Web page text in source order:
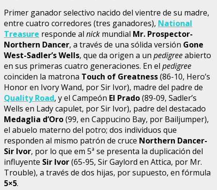
Primer ganador selectivo nacido del vientre de su madre,
entre cuatro corredores (tres ganadores), National
Treasure responde al nick mundial Mr. Prospector-
Northern Dancer, a través de una sólida versión Gone
West-Sadler’s Wells, que da origen a un pedigreeabierto
en sus primeras cuatro generaciones. En el pedigree
coinciden la matrona Touch of Greatness(86-10, Hero’s
Honor en Ivory Wand, por Sir Ivor), madre del padre de
Quality Road, y el Campeón El Prado(89-09, Sadler’s
Wells en Lady capulet, por Sir Ivor), padre del destacado
Medaglia d’Oro(99, en Cappucino Bay, por Bailjumper),
el abuelo materno del potro; dos individuos que
responden al mismo patrón de cruce Northern Dancer-
Sir Ivor, por lo que em 5ª se presenta la duplicación del
influyente Sir Ivor(65-95, Sir Gaylord en Attica, por Mr.
Trouble), a través de dos hijas, por supuesto, en fórmula
5×5.